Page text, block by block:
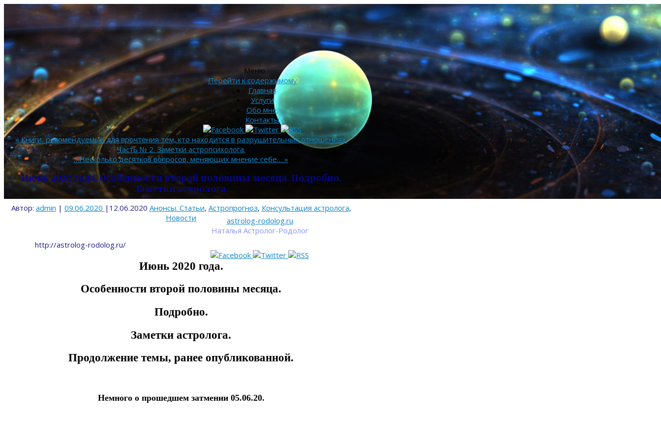
astrolog-rodolog.ru
Наталья Астролог-Родолог
Меню
Перейти к содержимому
Главная
Услуги
Обо мне.
Контакты
«Книги, рекомендуемые для прочтения тем, кто находится в разрушительных отношениях.
Часть № 2. Заметки астропсихолога.
…Несколько десятков вопросов, меняющих мнение себе… »
Июнь 2020 года. Особенности второй половины месяца. Подробно.
Заметки астролога.
Автор: admin | 09.06.2020 | 12.06.2020 Анонсы. Статьи, Астропрогноз, Консультация астролога,
Новости
http://astrolog-rodolog.ru/
Июнь 2020 года.
Особенности второй половины месяца.
Подробно.
Заметки астролога.
Продолжение темы, ранее опубликованной.
Немного о прошедшем затмении 05.06.20.